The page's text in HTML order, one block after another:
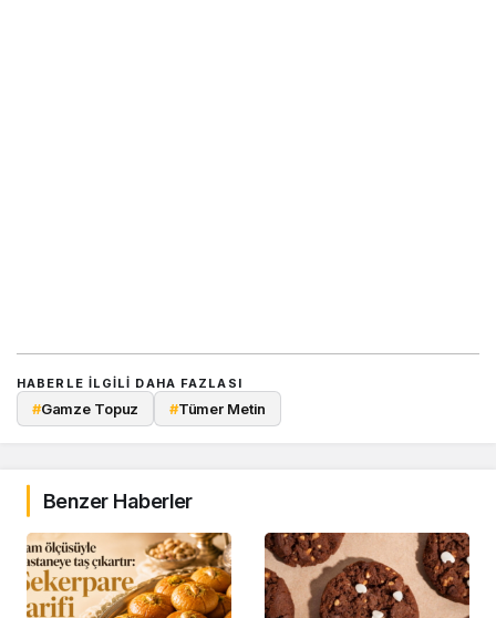
HABERLE ILGILI DAHA FAZLASI
#Gamze Topuz #Tümer Metin
Benzer Haberler